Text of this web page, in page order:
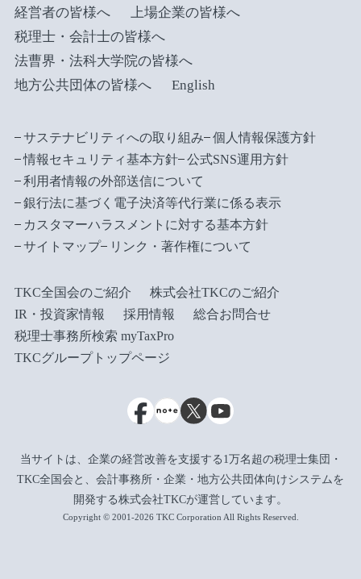
経営者の皆様へ
上場企業の皆様へ
税理士・会計士の皆様へ
法曹界・法科大学院の皆様へ
地方公共団体の皆様へ
English
サステナビリティへの取り組み
個人情報保護方針
情報セキュリティ基本方針
公式SNS運用方針
利用者情報の外部送信について
銀行法に基づく電子決済等代行業に係る表示
カスタマーハラスメントに対する基本方針
サイトマップ
リンク・著作権について
TKC全国会のご紹介
株式会社TKCのご紹介
IR・投資家情報
採用情報
総合お問合せ
税理士事務所検索 myTaxPro
TKCグループトップページ
当サイトは、企業の経営改善を支援する1万名超の税理士集団・
TKC全国会と、会計事務所・企業・地方公共団体向けシステムを
開発する株式会社TKCが運営しています。
Copyright © 2001-2026 TKC Corporation All Rights Reserved.